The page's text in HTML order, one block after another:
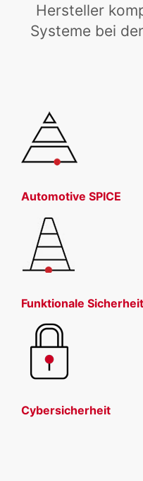
Hersteller
Systeme bei
Automotive SPICE
Funktionale Sicherheit
Cybersicherheit